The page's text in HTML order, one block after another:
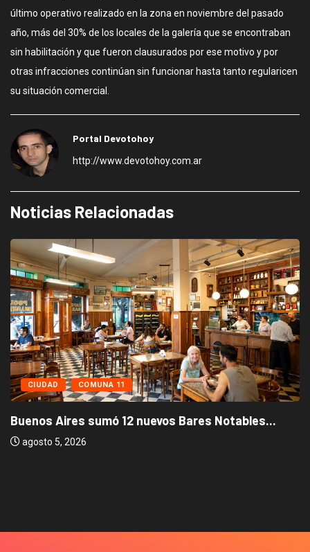
último operativo realizado en la zona en noviembre del pasado
año, más del 30% de los locales de la galería que se encontraban
sin habilitación y que fueron clausurados por ese motivo y por
otras infracciones continúan sin funcionar hasta tanto regularicen
su situación comercial.
Portal Devotohoy
http://www.devotohoy.com.ar
Noticias Relacionadas
CIUDAD COMUNA 11
Buenos Aires sumó 12 nuevos Bares Notables...
agosto 5, 2026